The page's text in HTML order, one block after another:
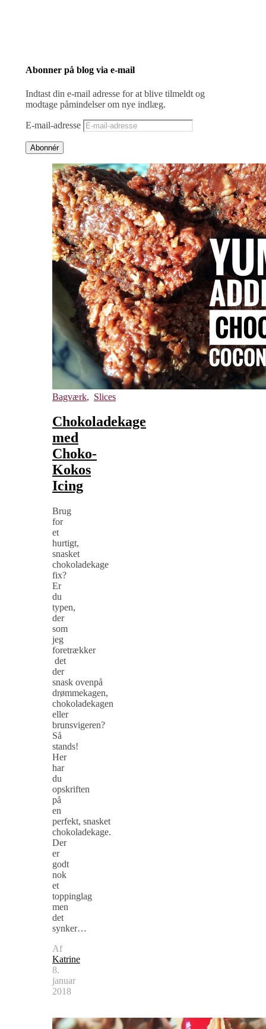
Abonner på blog via e-mail
Indtast din e-mail adresse for at blive tilmeldt og
modtage påmindelser om nye indlæg.
E-mail-adresse
Abonnér
Bagværk, Slices
Chokoladekage
med
Choko-
Kokos
Icing
Brug
for
et
hurtigt,
snasket
chokoladekage
fix?
Er
du
typen,
der
som
jeg
foretrækker
det
der
snask ovenpå
drømmekagen,
chokoladekagen
eller
brunsvigeren?
Så
stands!
Her
har
du
opskriften
på
en
perfekt, snasket
chokoladekage.
Der
er
godt
nok
et
toppinglag
men
det
synker…
Af
Katrine
8.
januar
2018